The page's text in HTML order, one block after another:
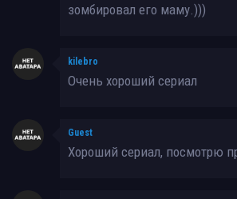
зомбировал его маму.)))
kilebro
Очень хороший сериал
Guest
Хороший сериал, посмотрю